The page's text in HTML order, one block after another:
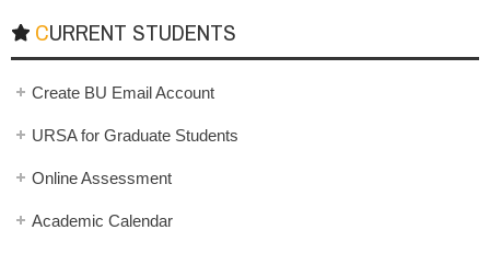
CURRENT STUDENTS
Create BU Email Account
URSA for Graduate Students
Online Assessment
Academic Calendar